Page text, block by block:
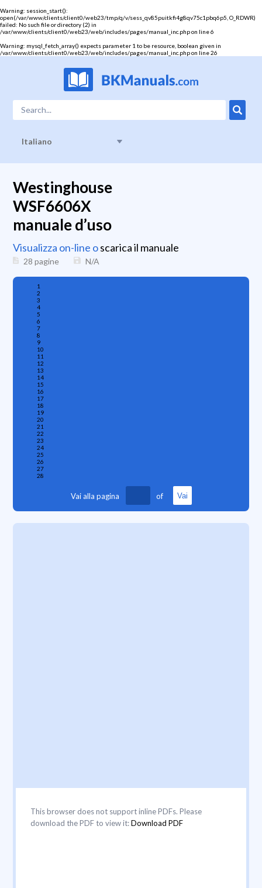
Warning: session_start():
open(/var/www/clients/client0/web23/tmp/q/v/sess_qv85puitkfi4g8qv75c1pbq6p5, O_RDWR)
failed: No such file or directory (2) in
/var/www/clients/client0/web23/web/includes/pages/manual_inc.phpon line6
Warning: mysql_fetch_array() expects parameter 1 to be resource, boolean given in
/var/www/clients/client0/web23/web/includes/pages/manual_inc.phpon line26
Italiano
Westinghouse
WSF6606X
manuale d’uso
Visualizza on-line oscarica il manuale
28 pagine N/A
1
2
3
4
5
6
7
8
9
10
11
12
13
14
15
16
17
18
19
20
21
22
23
24
25
26
27
28
Vai alla pagina of Vai
This browser does not support inline PDFs. Please
download the PDF to view it:Download PDF